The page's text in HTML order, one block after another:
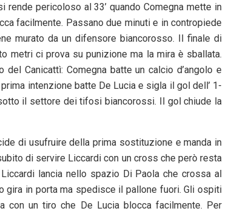
pericoloso al 33’ quando Comegna mette in
facilmente. Passano due minuti e in contropiede
murato da un difensore biancorosso. Il finale di
metri ci prova su punizione ma la mira è sballata.
Canicattì: Comegna batte un calcio d’angolo e
intenzione batte De Lucia e sigla il gol dell’ 1-
il settore dei tifosi biancorossi. Il gol chiude la
di usufruire della prima sostituzione e manda in
di servire Liccardi con un cross che però resta
lancia nello spazio Di Paola che crossa al
in porta ma spedisce il pallone fuori. Gli ospiti
con un tiro che De Lucia blocca facilmente. Per